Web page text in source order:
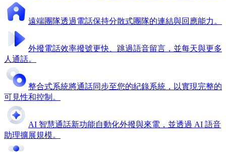
遠端團隊透過電話保持分散式團隊的連結與回應能力。
外撥電話效率撥號更快、跳過語音留言，並每天與更多
人通話。
整合式系統將通話同步至您的紀錄系統，以實現完整的
可見性和控制。
AI 智慧通話新功能自動化外撥與來電，並透過 AI 語音
助理擴展規模。